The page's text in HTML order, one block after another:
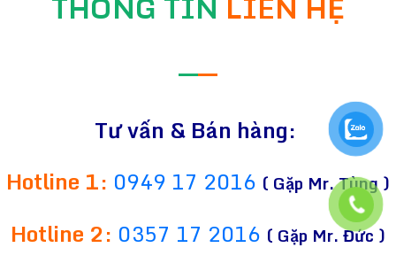
——
Tư vấn & Bán hàng:
Hotline 1: 0949 17 2016 ( Gặp Mr. Tùng )
Hotline 2: 0357 17 2016 ( Gặp Mr. Đức )